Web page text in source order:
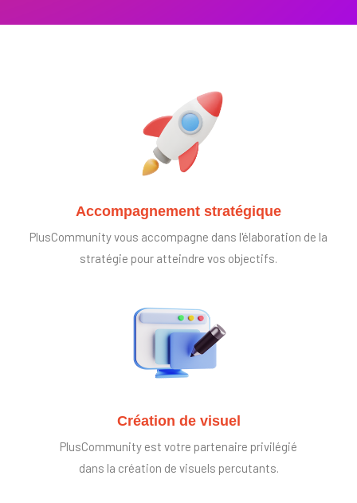
Accompagnement stratégique
PlusCommunity vous accompagne dans l'élaboration de la
stratégie pour atteindre vos objectifs.
Création de visuel
PlusCommunity est votre partenaire privilégié
dans la création de visuels percutants.